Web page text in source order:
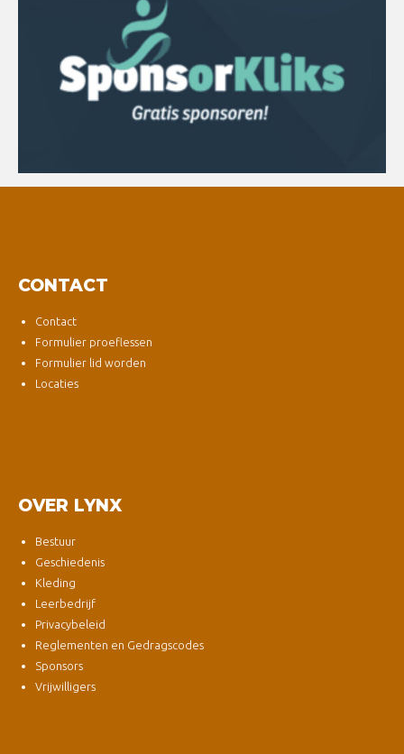
CONTACT
Contact
Formulier proeflessen
Formulier lid worden
Locaties
OVER LYNX
Bestuur
Geschiedenis
Kleding
Leerbedrijf
Privacybeleid
Reglementen en Gedragscodes
Sponsors
Vrijwilligers